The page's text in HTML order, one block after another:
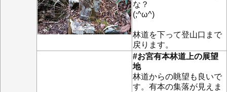
な？
(;^ω^)
林道を下って登山口まで
戻ります。
#お宮有本林道上の展望
地
林道からの眺望も良いで
す。有本の集落が見えま